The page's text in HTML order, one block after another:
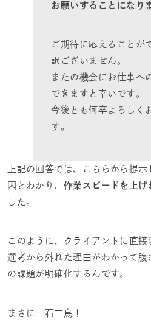
お願いすることになり
ご期待に応えることが
訳ございません。
またの機会にお仕事へ
できますと幸いです。
今後とも何卒よろしく
す。
上記の回答では、こちらから提
因とわかり、 作業スピードを上げ
した。
このように、クライアントに直接
選考から外れた理由がわかって
の課題が明確化するんです。
まさに一石二鳥！